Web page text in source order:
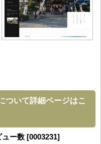
ついて詳細ページはこ
ー数 [0003231]